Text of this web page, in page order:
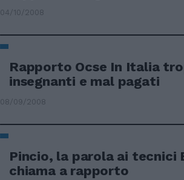
04/10/2008
Rapporto Ocse In Italia
insegnanti e mal pagati
08/09/2008
Pincio, la parola ai tecnici
chiama a rapporto